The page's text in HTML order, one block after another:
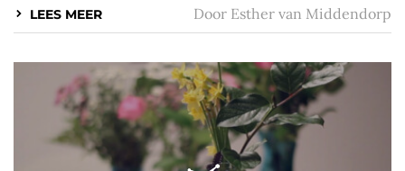
LEES MEER Door Esther van Middendorp